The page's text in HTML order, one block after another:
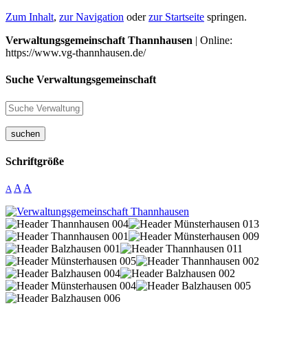
Zum Inhalt, zur Navigation oderzur Startseite springen.
Verwaltungsgemeinschaft Thannhausen | Online:
https://www.vg-thannhausen.de/
Suche Verwaltungsgemeinschaft
suchen
Schriftgröße
A A A